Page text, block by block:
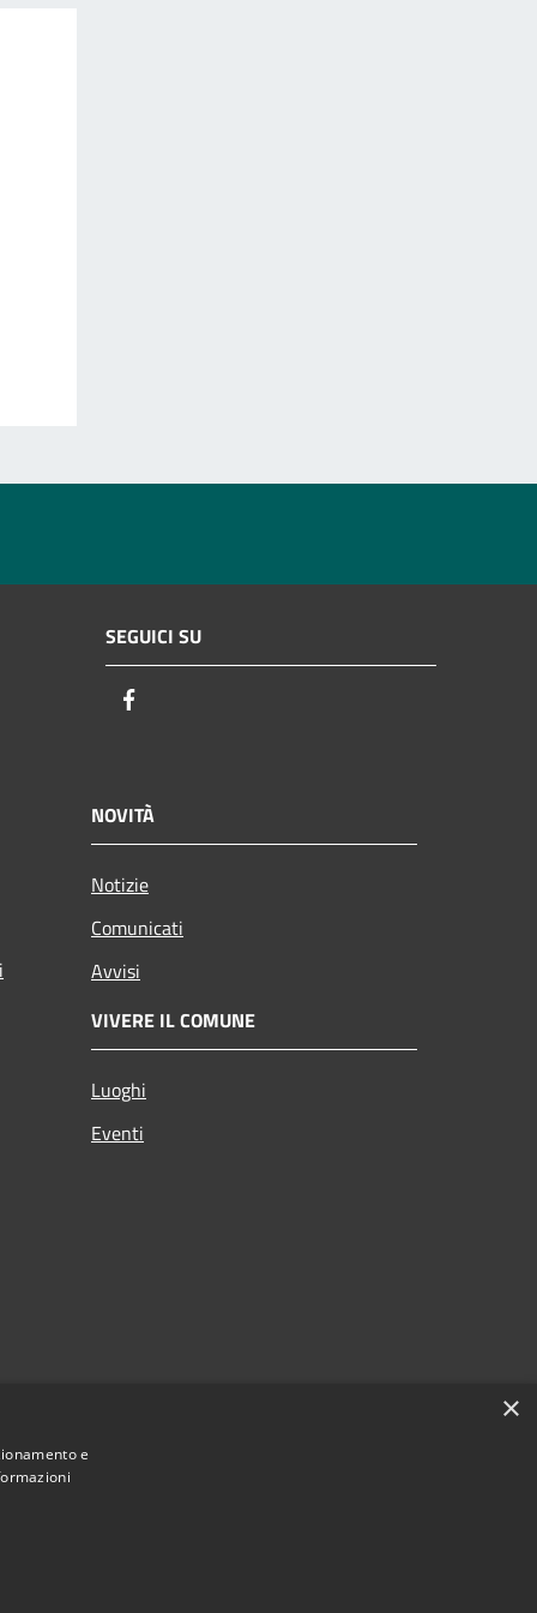
SEGUICI SU
NOVITÀ
Notizie
Comunicati
Avvisi
VIVERE IL COMUNE
Luoghi
Eventi
×
e